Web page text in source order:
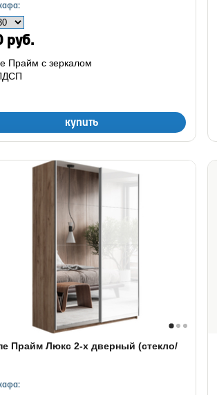
руб.
купить
Прайм с зеркалом
Прайм Люкс 2-х дверный (стекло/